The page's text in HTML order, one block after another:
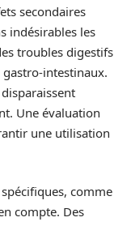
secondaires
indésirables les
troubles digestifs
intestinaux.
Une évaluation
une utilisation
comme
compte. Des